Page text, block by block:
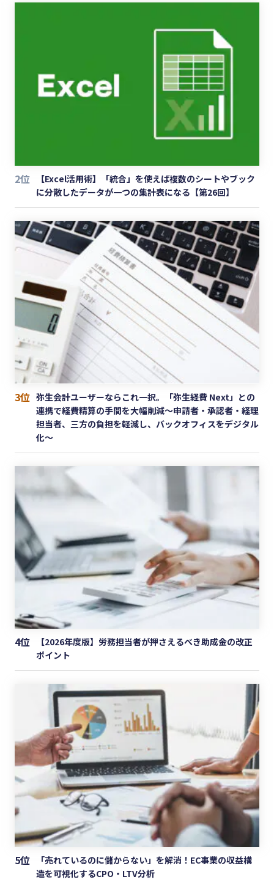
2位
【Excel活用術】「統合」を使えば複数のシートやブック
に分散したデータが一つの集計表になる【第26回】
3位 弥生会計ユーザーならこれ一択。「弥生経費 Next」との
連携で経費精算の手間を大幅削減〜申請者・承認者・経理
担当者、三方の負担を軽減し、バックオフィスをデジタル
化〜
4位
【2026年度版】労務担当者が押さえるべき助成金の改正
ポイント
5位
「売れているのに儲からない」を解消！EC事業の収益構
造を可視化するCPO・LTV分析